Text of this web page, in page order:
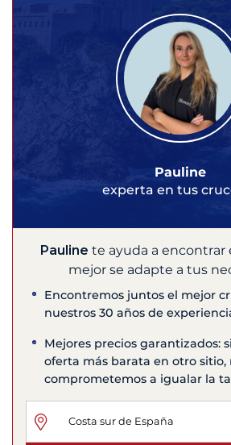
Pauline
experta en tus
Pauline te ayuda a encontrar
mejor se adapte a tus
Encontremos juntos el mejor
nuestros 30 años de
Mejores precios garantizados:
oferta más barata en otro sitio,
comprometemos a igualar la